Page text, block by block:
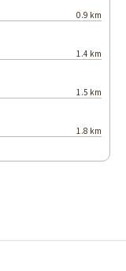
0.9 km
1.4 km
1.5 km
1.8 km